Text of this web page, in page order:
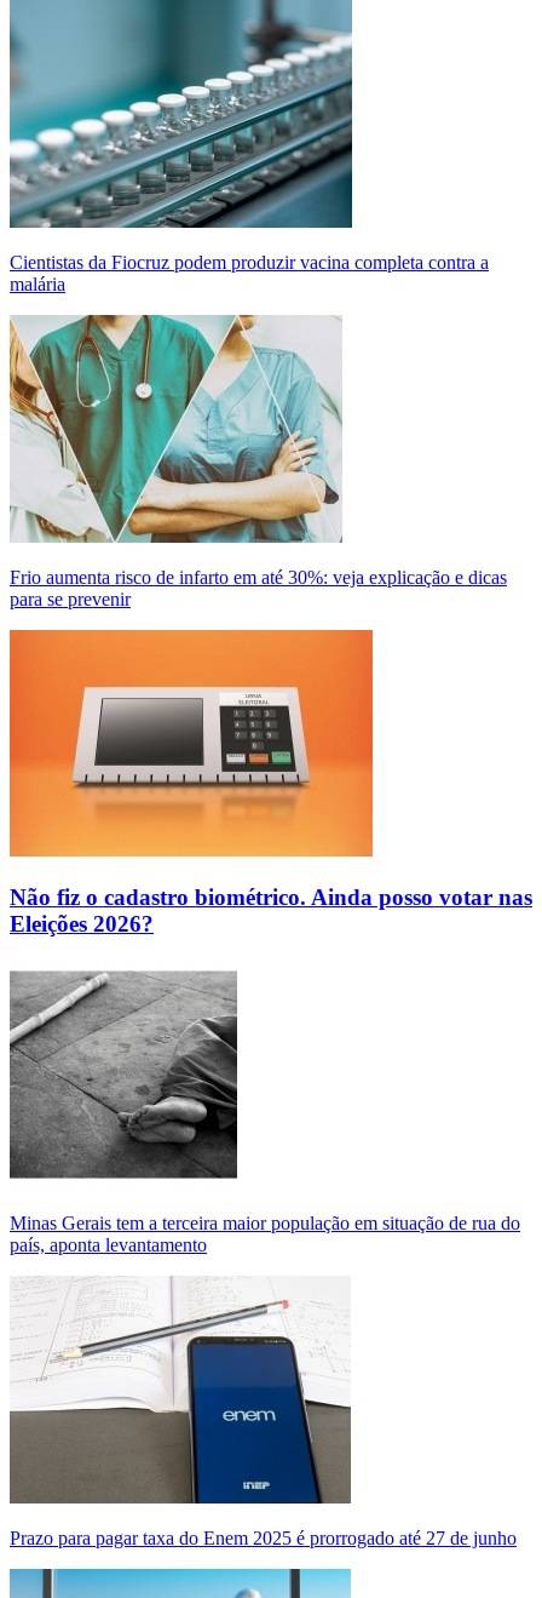
Cientistas da Fiocruz podem produzir vacina completa contra a
malária
Frio aumenta risco de infarto em até 30%: veja explicação e dicas
para se prevenir
Não fiz o cadastro biométrico. Ainda posso votar nas
Eleições 2026?
Minas Gerais tem a terceira maior população em situação de rua do
país, aponta levantamento
Prazo para pagar taxa do Enem 2025 é prorrogado até 27 de junho